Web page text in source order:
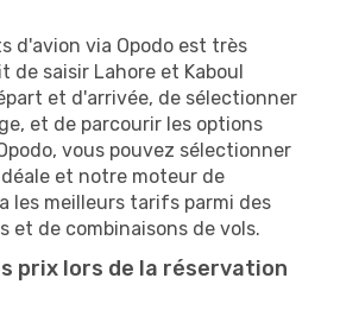
d'avion via Opodo est très
de saisir Lahore et Kaboul
et d'arrivée, de sélectionner
et de parcourir les options
vous pouvez sélectionner
et notre moteur de
les meilleurs tarifs parmi des
et de combinaisons de vols.
prix lors de la réservation